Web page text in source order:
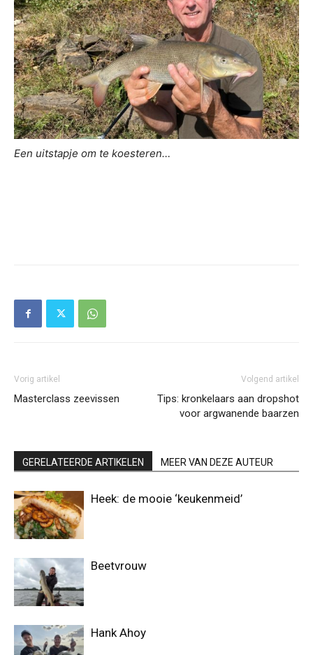
Een uitstapje om te koesteren…
Vorig artikel
Masterclass zeevissen
Volgend artikel
Tips: kronkelaars aan dropshot
voor argwanende baarzen
GERELATEERDE ARTIKELEN MEER VAN DEZE AUTEUR
Heek: de mooie ‘keukenmeid’
Beetvrouw
Hank Ahoy